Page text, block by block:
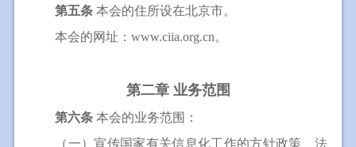
第五条 本会的住所设在北京市。
本会的网址：www.ciia.org.cn。
第二章 业务范围
第六条本会的业务范围：
（一）宣传国家有关信息化工作的方针政策、法